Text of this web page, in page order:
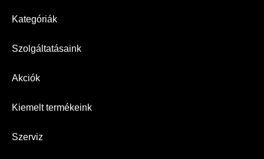
Kategóriák
Szolgáltatásaink
Akciók
Kiemelt termékeink
Szerviz